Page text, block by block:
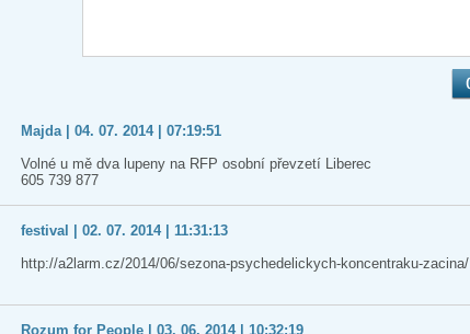
Majda | 04. 07. 2014 | 07:19:51
Volné u mě dva lupeny na RFP osobní převzetí Liberec
605 739 877
festival | 02. 07. 2014 | 11:31:13
http://a2larm.cz/2014/06/sezona-psychedelickych-koncentraku-zacina/
Rozum for People | 03. 06. 2014 | 10:32:19